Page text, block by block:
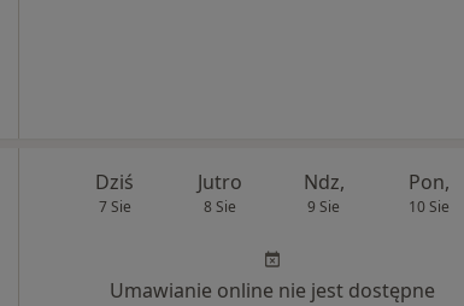
Dziś
7 Sie
Jutro
8 Sie
Ndz,
9 Sie
Pon,
10 Sie
Umawianie online nie jest dostępne